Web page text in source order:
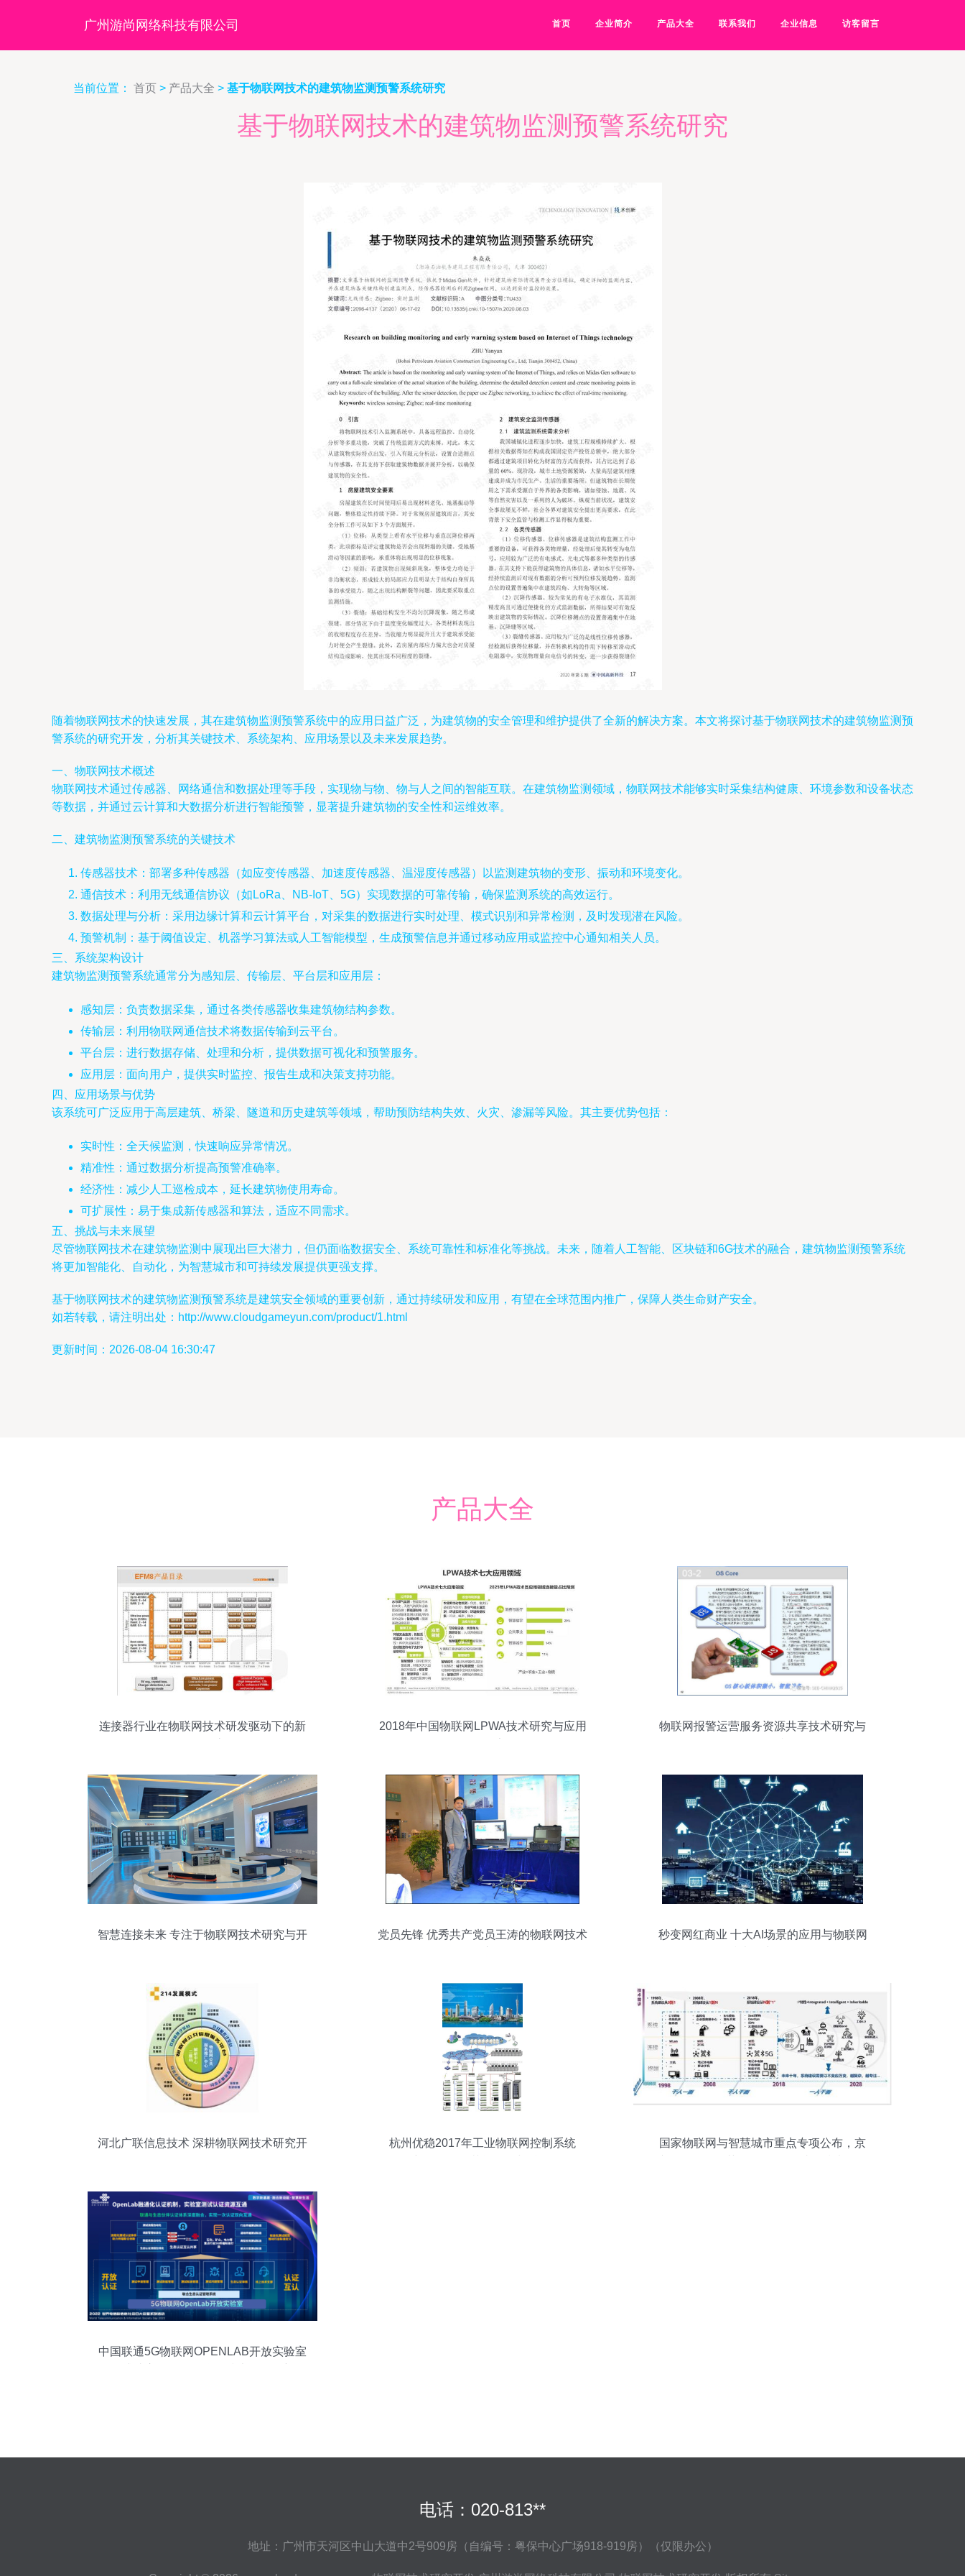
广州游尚网络科技有限公司 首页 企业简介 产品大全 联系我们 企业信息 访客留言
当前位置： 首页 > 产品大全 > 基于物联网技术的建筑物监测预警系统研究
基于物联网技术的建筑物监测预警系统研究
随着物联网技术的快速发展，其在建筑物监测预警系统中的应用日益广泛，为建筑物的安全管理和维护提供了全新的解决方案。本文将探讨基于物联网技术的建筑物监测预
警系统的研究开发，分析其关键技术、系统架构、应用场景以及未来发展趋势。
一、物联网技术概述
物联网技术通过传感器、网络通信和数据处理等手段，实现物与物、物与人之间的智能互联。在建筑物监测领域，物联网技术能够实时采集结构健康、环境参数和设备状态
等数据，并通过云计算和大数据分析进行智能预警，显著提升建筑物的安全性和运维效率。
二、建筑物监测预警系统的关键技术
传感器技术：部署多种传感器（如应变传感器、加速度传感器、温湿度传感器）以监测建筑物的变形、振动和环境变化。
通信技术：利用无线通信协议（如LoRa、NB-IoT、5G）实现数据的可靠传输，确保监测系统的高效运行。
数据处理与分析：采用边缘计算和云计算平台，对采集的数据进行实时处理、模式识别和异常检测，及时发现潜在风险。
预警机制：基于阈值设定、机器学习算法或人工智能模型，生成预警信息并通过移动应用或监控中心通知相关人员。
三、系统架构设计
建筑物监测预警系统通常分为感知层、传输层、平台层和应用层：
感知层：负责数据采集，通过各类传感器收集建筑物结构参数。
传输层：利用物联网通信技术将数据传输到云平台。
平台层：进行数据存储、处理和分析，提供数据可视化和预警服务。
应用层：面向用户，提供实时监控、报告生成和决策支持功能。
四、应用场景与优势
该系统可广泛应用于高层建筑、桥梁、隧道和历史建筑等领域，帮助预防结构失效、火灾、渗漏等风险。其主要优势包括：
实时性：全天候监测，快速响应异常情况。
精准性：通过数据分析提高预警准确率。
经济性：减少人工巡检成本，延长建筑物使用寿命。
可扩展性：易于集成新传感器和算法，适应不同需求。
五、挑战与未来展望
尽管物联网技术在建筑物监测中展现出巨大潜力，但仍面临数据安全、系统可靠性和标准化等挑战。未来，随着人工智能、区块链和6G技术的融合，建筑物监测预警系统
将更加智能化、自动化，为智慧城市和可持续发展提供更强支撑。
基于物联网技术的建筑物监测预警系统是建筑安全领域的重要创新，通过持续研发和应用，有望在全球范围内推广，保障人类生命财产安全。
如若转载，请注明出处：http://www.cloudgameyun.com/product/1.html
更新时间：2026-08-04 16:30:47
产品大全
连接器行业在物联网技术研发驱动下的新
2018年中国物联网LPWA技术研究与应用
物联网报警运营服务资源共享技术研究与
智慧连接未来 专注于物联网技术研究与开
党员先锋 优秀共产党员王涛的物联网技术
秒变网红商业 十大AI场景的应用与物联网
河北广联信息技术 深耕物联网技术研究开
杭州优稳2017年工业物联网控制系统
国家物联网与智慧城市重点专项公布，京
中国联通5G物联网OPENLAB开放实验室
电话：020-813**
地址：广州市天河区中山大道中2号909房（自编号：粤保中心广场918-919房）（仅限办公）